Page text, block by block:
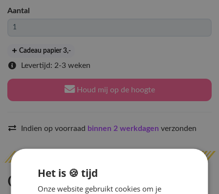
Aantal
Cadeau papier 3,-
Levertijd: 2-3 weken
Houd mij op de hoogte
Indien op voorraad binnen 2 werkdagen verzonden
Omschrijving
Het is 🍪 tijd
Onze website gebruikt cookies om je